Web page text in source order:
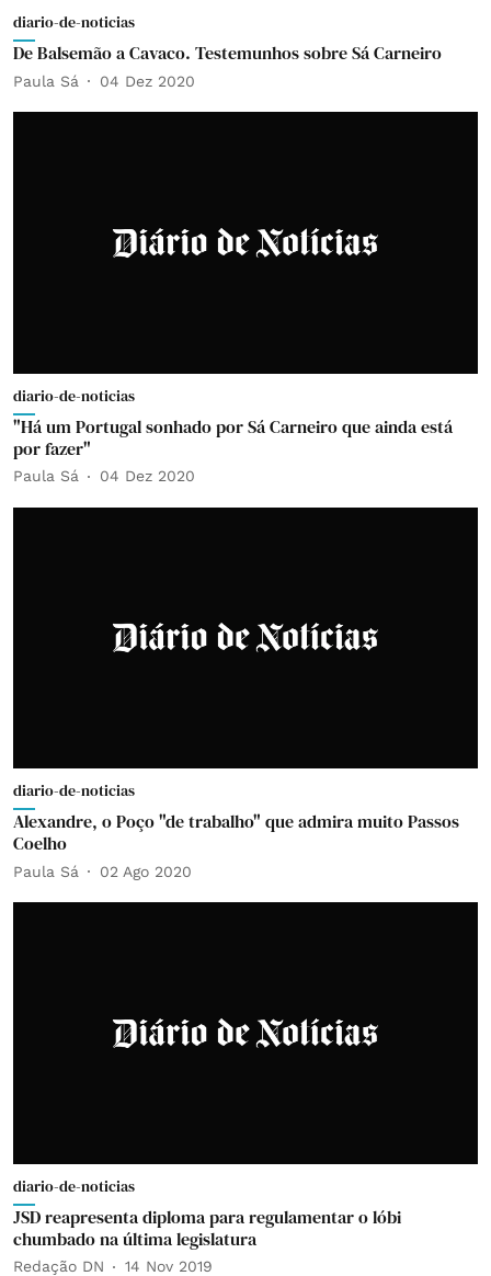
diario-de-noticias
De Balsemão a Cavaco. Testemunhos sobre Sá Carneiro
Paula Sá 04 Dez 2020
diario-de-noticias
"Há um Portugal sonhado por Sá Carneiro que ainda está
por fazer"
Paula Sá 04 Dez 2020
diario-de-noticias
Alexandre, o Poço "de trabalho" que admira muito Passos
Coelho
Paula Sá 02 Ago 2020
diario-de-noticias
JSD reapresenta diploma para regulamentar o lóbi
chumbado na última legislatura
Redação DN 14 Nov 2019